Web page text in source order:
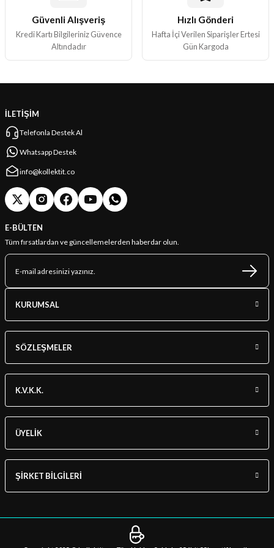
Güvenli Alışveriş
Kredi Kartı Bilgileriniz Güvence
Altındadır
Hızlı Gönderi
Hafta İçi Verilen Siparişler Ertesi
Gün Kargoda
İLETİŞİM
Telefonla Destek Al
Whatsapp Destek
info@kollektit.co
E-BÜLTEN
Tüm fırsatlardan ve güncellemelerden haberdar olun.
KURUMSAL
SÖZLEŞMELER
K.V.K.K.
ÜYELİK
ŞİRKET BİLGİLERİ